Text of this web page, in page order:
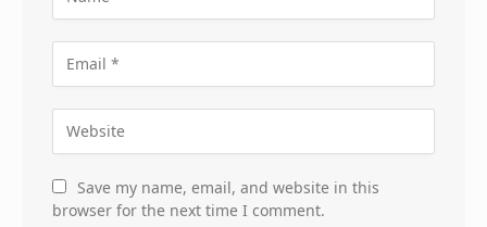
Save my name, email, and website in this
browser for the next time I comment.